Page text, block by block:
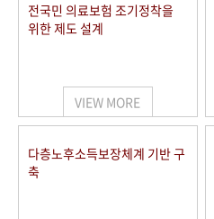
50+1 주년 기념
세계와 함께 한 KIHASA
VR 역사관
전국민 의료보험 조기정착을
위한 제도 설계
VIEW MORE
다층노후소득보장체계 기반 구
축